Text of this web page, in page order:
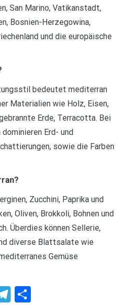
San Marino, Vatikanstadt,
Bosnien-Herzegowina,
und die europäische
bedeutet mediterran
Materialien wie Holz, Eisen,
Erde, Terracotta. Bei
Erd- und
sowie die Farben
Zucchini, Paprika und
Oliven, Brokkoli, Bohnen und
Überdies können Sellerie,
diverse Blattsalate wie
Gemüse
Telegram